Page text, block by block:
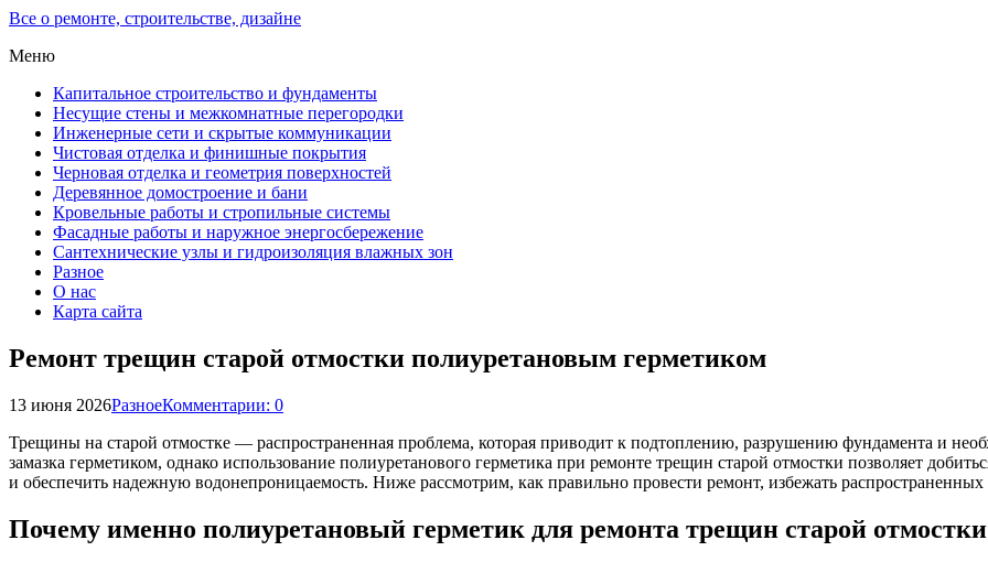
Все о ремонте, строительстве, дизайне
Меню
Капитальное строительство и фундаменты
Несущие стены и межкомнатные перегородки
Инженерные сети и скрытые коммуникации
Чистовая отделка и финишные покрытия
Черновая отделка и геометрия поверхностей
Деревянное домостроение и бани
Кровельные работы и стропильные системы
Фасадные работы и наружное энергосбережение
Сантехнические узлы и гидроизоляция влажных зон
Разное
О нас
Карта сайта
Ремонт трещин старой отмостки полиуретановым герметиком
13 июня 2026РазноеКомментарии: 0
Трещины на старой отмостке — распространенная проблема, которая приводит к подтоплению, разрушению фундамента и
замазка герметиком, однако использование полиуретанового герметика при ремонте трещин старой отмостки позволяет
и обеспечить надежную водонепроницаемость. Ниже рассмотрим, как правильно провести ремонт, избежать
Почему именно полиуретановый герметик для ремонта трещин старой